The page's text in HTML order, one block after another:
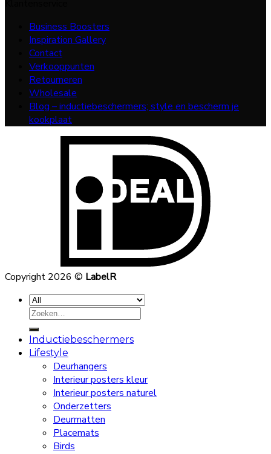
Business Boosters
Inspiration Gallery
Contact
Verkooppunten
Retourneren
Wholesale
Blog – inductiebeschermers; style en bescherm je
kookplaat
Copyright 2026 © LabelR
Zoeken
naar:
Inductiebeschermers
Lifestyle
Deurhangers
Interieur posters kleur
Interieur posters naturel
Onderzetters
Deurmatten
Placemats
Birds